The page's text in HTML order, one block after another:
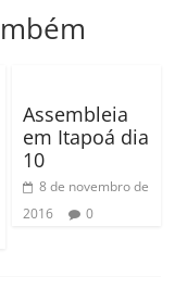
Assembleia
em Itapoá dia
10
8 de novembro de
2016
0